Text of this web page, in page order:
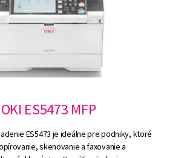
OKI ES5473 MFP
ES5473 je ideálne pre podniky, ktoré
skenovanie a faxovanie a